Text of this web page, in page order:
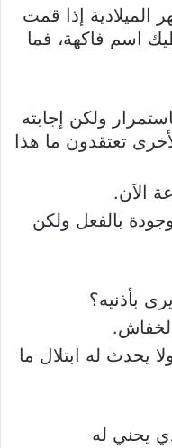
الميلادية إذا قمت
اسم فاكهة، فما
ولكن إجابته
تعتقدون ما هذا
الآن.
بالفعل ولكن
بأذنيه؟
يحدث له ابتلال ما
يحني له